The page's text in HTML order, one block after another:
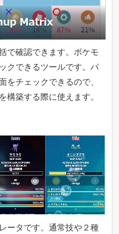
で確認できます。ポケモ
クできるツールです。パ
をチェックできるので、
構築する際に使えます。
ータです。通常技や２種